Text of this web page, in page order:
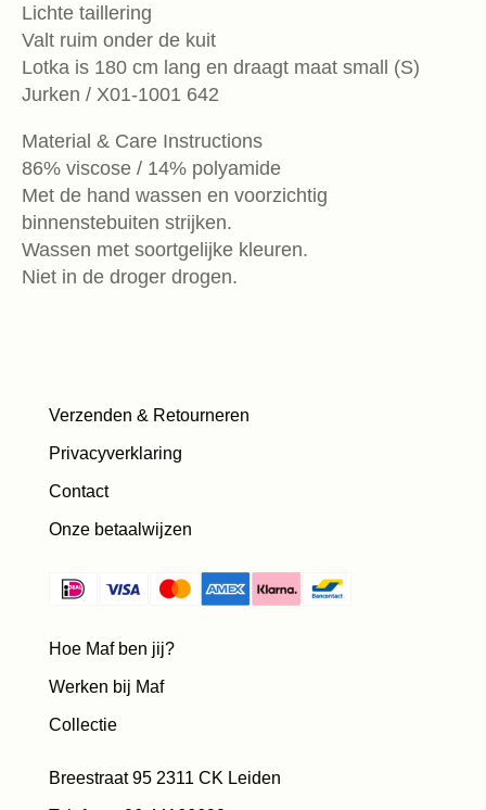
Lichte taillering
Valt ruim onder de kuit
Lotka is 180 cm lang en draagt maat small (S)
Jurken / X01-1001 642
Material & Care Instructions
86% viscose / 14% polyamide
Met de hand wassen en voorzichtig
binnenstebuiten strijken.
Wassen met soortgelijke kleuren.
Niet in de droger drogen.
Verzenden & Retourneren
Privacyverklaring
Contact
Onze betaalwijzen
Hoe Maf ben jij?
Werken bij Maf
Collectie
Breestraat 95 2311 CK Leiden